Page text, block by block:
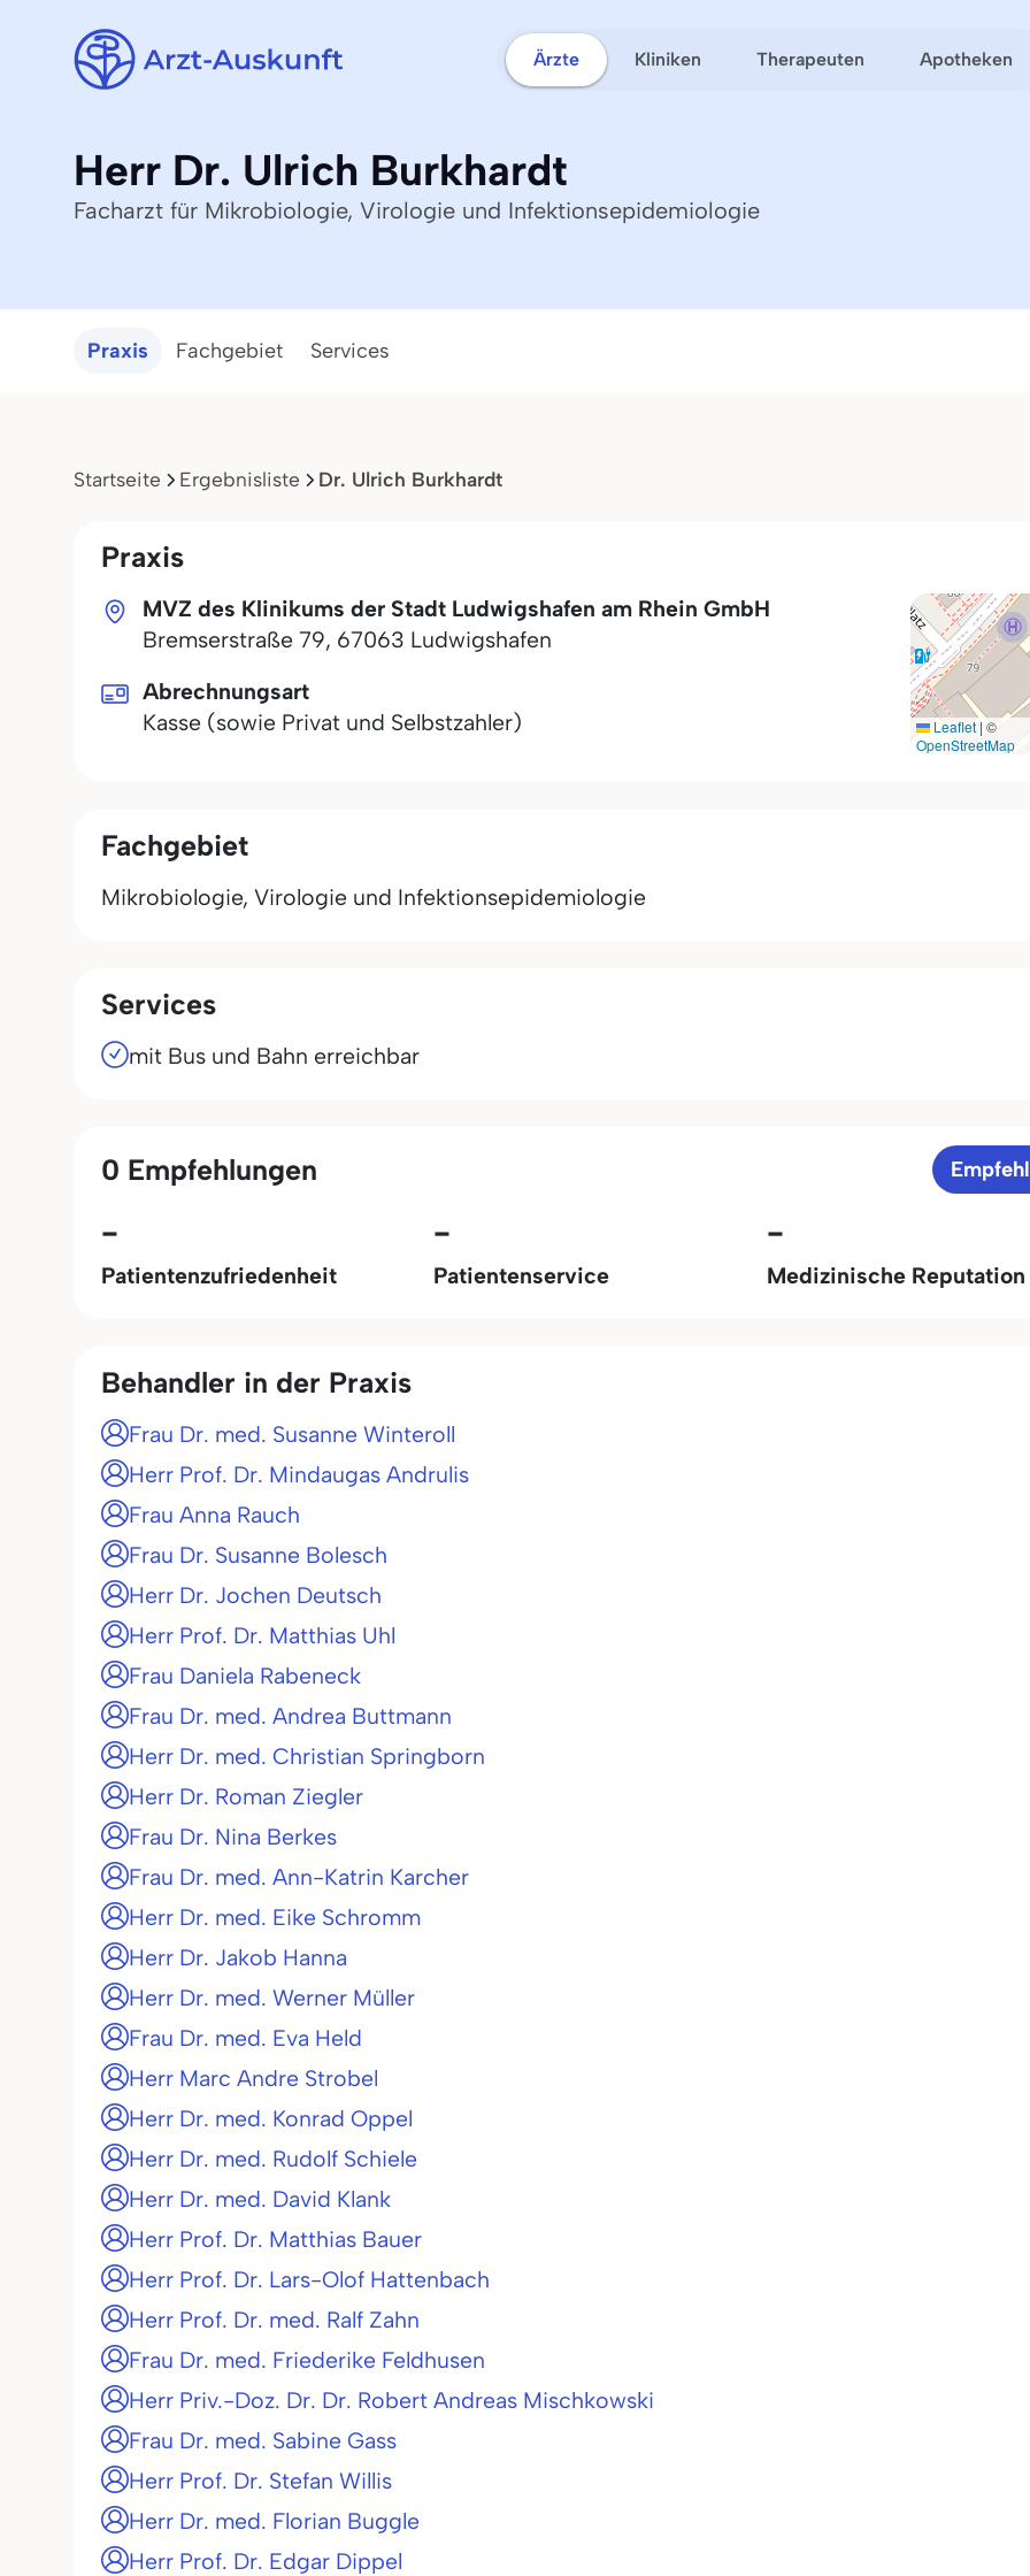
Ärzte Kliniken Therapeuten Apotheken
Herr Dr. Ulrich Burkhardt
Facharzt für Mikrobiologie, Virologie und Infektionsepidemiologie
Praxis Fachgebiet Services
Startseite Ergebnisliste Dr. Ulrich Burkhardt
Praxis
MVZ des Klinikums der Stadt Ludwigshafen am Rhein GmbH
Bremserstraße 79, 67063 Ludwigshafen
Leaflet | ©
OpenStreetMap
Abrechnungsart
Kasse (sowie Privat und Selbstzahler)
Fachgebiet
Mikrobiologie, Virologie und Infektionsepidemiologie
Services
mit Bus und Bahn erreichbar
0 Empfehlungen
-
Patientenzufriedenheit
-
Patientenservice
-
Medizinische Reputation
Behandler in der Praxis
Frau Dr. med. Susanne Winteroll
Herr Prof. Dr. Mindaugas Andrulis
Frau Anna Rauch
Frau Dr. Susanne Bolesch
Herr Dr. Jochen Deutsch
Herr Prof. Dr. Matthias Uhl
Frau Daniela Rabeneck
Frau Dr. med. Andrea Buttmann
Herr Dr. med. Christian Springborn
Herr Dr. Roman Ziegler
Frau Dr. Nina Berkes
Frau Dr. med. Ann-Katrin Karcher
Herr Dr. med. Eike Schromm
Herr Dr. Jakob Hanna
Herr Dr. med. Werner Müller
Frau Dr. med. Eva Held
Herr Marc Andre Strobel
Herr Dr. med. Konrad Oppel
Herr Dr. med. Rudolf Schiele
Herr Dr. med. David Klank
Herr Prof. Dr. Matthias Bauer
Herr Prof. Dr. Lars-Olof Hattenbach
Herr Prof. Dr. med. Ralf Zahn
Frau Dr. med. Friederike Feldhusen
Herr Priv.-Doz. Dr. Dr. Robert Andreas Mischkowski
Frau Dr. med. Sabine Gass
Herr Prof. Dr. Stefan Willis
Herr Dr. med. Florian Buggle
Herr Prof. Dr. Edgar Dippel